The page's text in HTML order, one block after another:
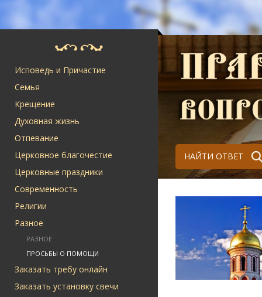
Исповедь и Причастие
Семья
Крещение
Духовная жизнь
Отпевание
Церковное благочестие
Церковные праздники
Современность
Религии
Разное
РАЗНОЕ
ПРОСЬБЫ О ПОМОЩИ
Заказать требу онлайн
Заказать установку свечи
НАЙТИ ОТВЕТ